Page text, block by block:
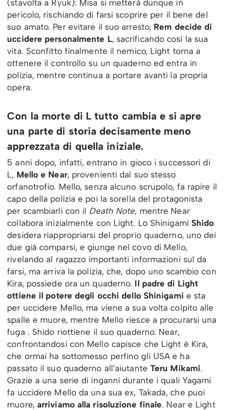
(stavolta a Ryuk): Misa si metterà dunque in
pericolo, rischiando di farsi scoprire per il bene del
suo amato. Per evitare il suo arresto, Rem decide di
uccidere personalmente L, sacrificando così la sua
vita. Sconfitto finalmente il nemico, Light torna a
ottenere il controllo su un quaderno ed entra in
polizia, mentre continua a portare avanti la propria
opera.
Con la morte di L tutto cambia e si apre
una parte di storia decisamente meno
apprezzata di quella iniziale.
5 anni dopo, infatti, entrano in gioco i successori di
L, Mello e Near, provenienti dal suo stesso
orfanotrofio. Mello, senza alcuno scrupolo, fa rapire il
capo della polizia e poi la sorella del protagonista
per scambiarli con il Death Note, mentre Near
collabora inizialmente con Light. Lo Shinigami Shido
desidera riappropriarsi del proprio quaderno, uno dei
due già comparsi, e giunge nel covo di Mello,
rivelando al ragazzo importanti informazioni sul da
farsi, ma arriva la polizia, che, dopo uno scambio con
Kira, possiede ora un quaderno. Il padre di Light
ottiene il potere degli occhi dello Shinigami e sta
per uccidere Mello, ma viene a sua volta colpito alle
spalle e muore, mentre Mello riesce a procurarsi una
fuga . Shido riottiene il suo quaderno. Near,
confrontandosi con Mello capisce che Light è Kira,
che ormai ha sottomesso perfino gli USA e ha
passato il suo quaderno all’aiutante Teru Mikami.
Grazie a una serie di inganni durante i quali Yagami
fa uccidere Mello da una sua ex, Takada, che puoi
muore, arriviamo alla risoluzione finale. Near e Light